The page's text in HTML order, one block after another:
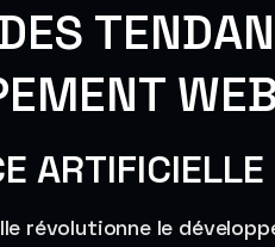
ARTIFICIELLE
révolutionne le